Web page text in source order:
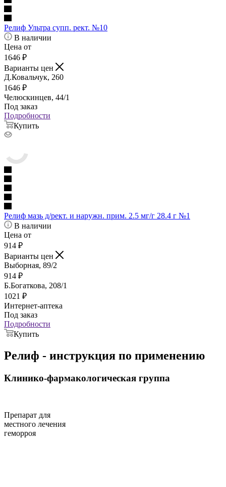
Релиф Ультра супп. рект. №10
В наличии
Цена от
1646 ₽
Варианты цен
Д.Ковальчук, 260
1646 ₽
Челюскинцев, 44/1
Под заказ
Подробности
Купить
Релиф мазь д/рект. и наружн. прим. 2.5 мг/г 28.4 г №1
В наличии
Цена от
914 ₽
Варианты цен
Выборная, 89/2
914 ₽
Б.Богаткова, 208/1
1021 ₽
Интернет-аптека
Под заказ
Подробности
Купить
Релиф - инструкция по применению
Клинико-фармакологическая группа
Препарат для
местного лечения
геморроя